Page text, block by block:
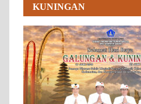
KUNINGAN